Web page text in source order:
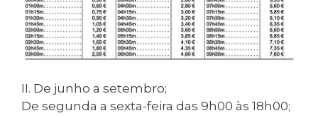
II. De junho a setembro;
De segunda a sexta-feira das 9h00 às 18h00;